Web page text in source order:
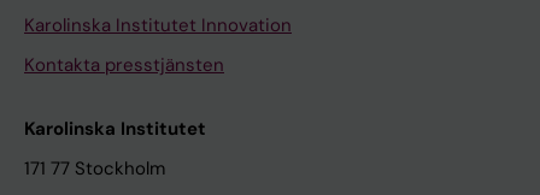
Karolinska Institutet Innovation
Kontakta presstjänsten
Karolinska Institutet
171 77 Stockholm